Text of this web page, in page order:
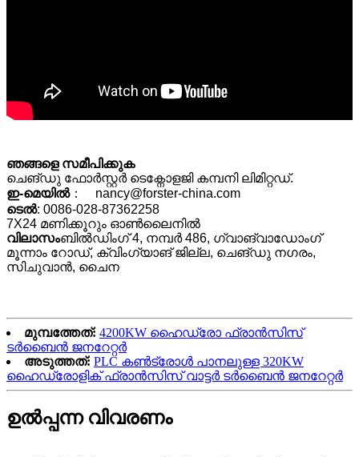
ഞങ്ങളെ സമീപിക്കുക
ചെങ്ഡു ഫോർസ്റ്റർ ടെക്നോളജി കമ്പനി ലിമിറ്റഡ്.
ഇ-മെയിൽ： nancy@forster-china.com
ടെൽ: 0086-028-87362258
7X24 മണിക്കൂറും ഓൺലൈനിൽ
വിലാസംബിൽഡിംഗ് 4, നമ്പർ 486, ഗ്വാങ്‌വാഡോംഗ്
മൂന്നാം റോഡ്, ക്വിംഗ്യാങ് ജില്ല, ചെങ്‌ഡു നഗരം,
സിചുവാൻ, ചൈന
മുമ്പത്തേത്: 4200KW ഹൈഡ്രോ ഫ്രാൻസിസ്
ടർബൈൻ ജനറേറ്റർ
അടുത്തത്: PLC കൺട്രോൾ പാനലുള്ള 320KW
ഹൈഡ്രോളിക് ഫ്രാൻസിസ് വാട്ടർ ടർബൈൻ ജനറേറ്റർ
ഉൽപ്പന്ന വിവരണം